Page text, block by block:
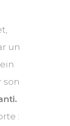
un
son
: